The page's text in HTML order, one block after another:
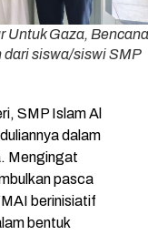
Untuk Gaza, Bencana
siswa/siswi SMP
SMP Islam Al
dalam
Mengingat
pasca
berinisiatif
bentuk